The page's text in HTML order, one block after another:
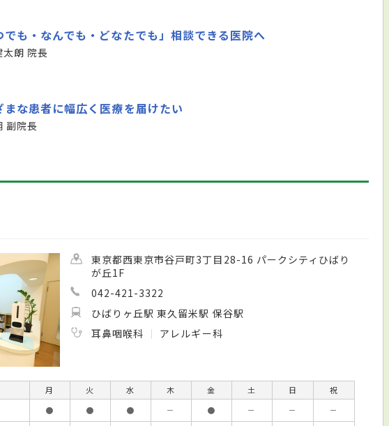
でも・なんでも・どなたでも」相談できる医院へ
朗 院長
まな患者に幅広く医療を届けたい
副院長
東京都西東京市谷戸町3丁目28-16 パークシティひばり
が丘1F
042-421-3322
ひばりヶ丘駅 東久留米駅 保谷駅
耳鼻咽喉科
アレルギー科
月 火 水 木 金 土 日
祝
● ● ● － ● － －
－